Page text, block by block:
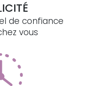
de confiance
vous